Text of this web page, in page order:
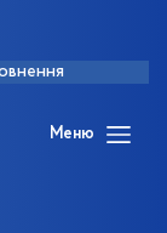
Меню